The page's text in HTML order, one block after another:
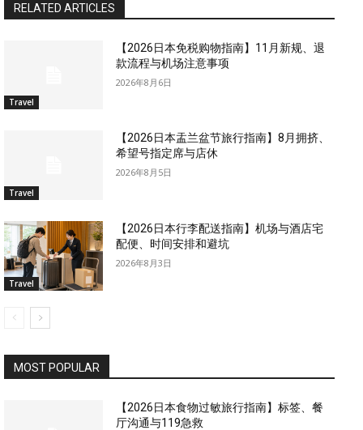
RELATED ARTICLES
Travel
【2026日本免税购物指南】11月新规、退
款流程与机场注意事项
2026年8月6日
Travel
【2026日本盂兰盆节旅行指南】8月拥挤、
希望号指定席与店休
2026年8月5日
Travel
【2026日本行李配送指南】机场与酒店宅
配便、时间安排和避坑
2026年8月3日
MOST POPULAR
【2026日本食物过敏旅行指南】标签、餐
厅沟通与119急救